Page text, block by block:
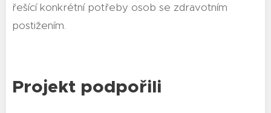
řešící konkrétní potřeby osob se zdravotním
postižením.
Projekt podpořili